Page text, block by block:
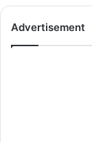
Advertisement